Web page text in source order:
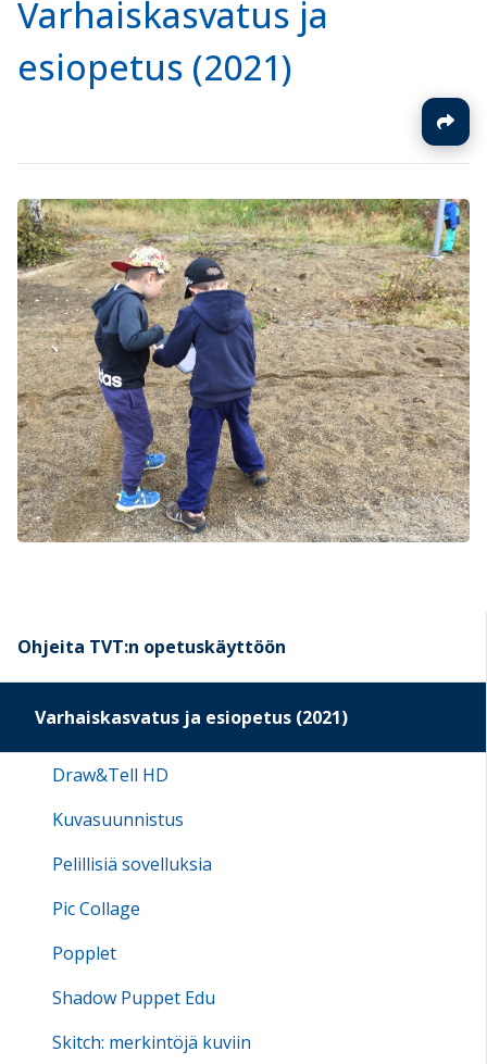
Varhaiskasvatus ja
esiopetus (2021)
Ohjeita TVT:n opetuskäyttöön
Varhaiskasvatus ja esiopetus (2021)
Draw&Tell HD
Kuvasuunnistus
Pelillisiä sovelluksia
Pic Collage
Popplet
Shadow Puppet Edu
Skitch: merkintöjä kuviin